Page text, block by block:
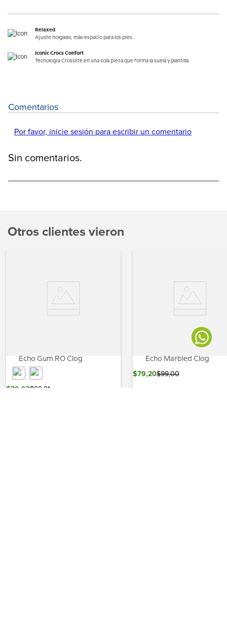
Relaxed
Ajuste holgado, más espacio para los pies.
Iconic Crocs Confort
Tecnología Crosslite en una sola pieza que forma la suela y plantilla.
Comentarios
Por favor, inicie sesión para escribir un comentario
Sin comentarios.
Otros clientes vieron
Echo Gum RO Clog
$79 93$9991
Echo Marbled Clog
$79,20$99,00